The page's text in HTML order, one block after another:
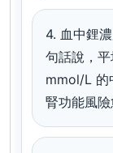
4. 血中鋰
句話說，
mmol/L 的
腎功能風險